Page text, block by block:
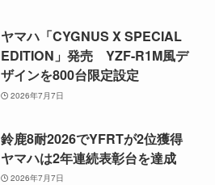
ヤマハ「CYGNUS X SPECIAL
EDITION」発売 YZF-R1M風デ
ザインを800台限定設定
2026年7月7日
鈴鹿8耐2026でYFRTが2位獲得
ヤマハは2年連続表彰台を達成
2026年7月7日